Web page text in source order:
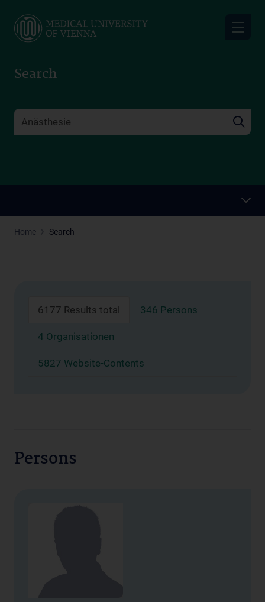
main
Search
Home Search
6177 Results total 346 Persons
4 Organisationen
5827 Website-Contents
Persons